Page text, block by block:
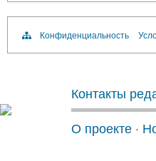
Конфиденциальность
Контакты
О проекте ·